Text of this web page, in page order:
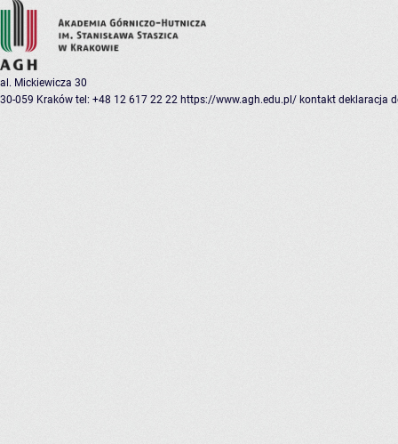
al. Mickiewicza 30
30-059 Kraków tel: +48 12 617 22 22 https://www.agh.edu.pl/ kontakt deklaracja